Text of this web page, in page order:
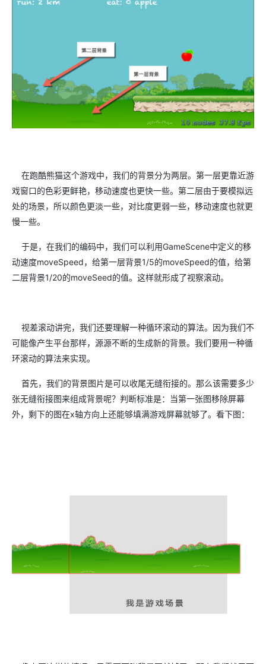
在跑酷熊猫这个游戏中，我们的背景分为两层。第一层更靠近游
戏窗口的色彩更鲜艳，移动速度也更快一些。第二层由于要模拟远
处的场景，所以颜色更淡一些，对比度更弱一些，移动速度也就更
慢一些。
于是，在我们的编码中，我们可以利用GameScene中定义的移
动速度moveSpeed，给第一层背景1/5的moveSpeed的值，给第
二层背景1/20的moveSeed的值。这样就形成了视察滚动。
视差滚动讲完，我们还要理解一种循环滚动的算法。因为我们不
可能像产生平台那样，源源不断的生成新的背景。我们要用一种循
环滚动的算法来实现。
首先，我们的背景图片是可以收尾无缝衔接的。那么该需要多少
张无缝衔接图来组成背景呢？判断标准是：当第一张图移除屏幕
外，剩下的图在x轴方向上还能够填满游戏屏幕就够了。看下图：